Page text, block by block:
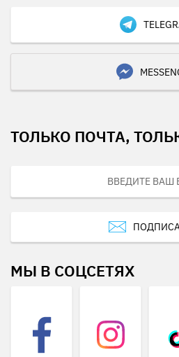
ТОЛЬКО ПОЧТА,
МЫ В СОЦСЕТЯХ